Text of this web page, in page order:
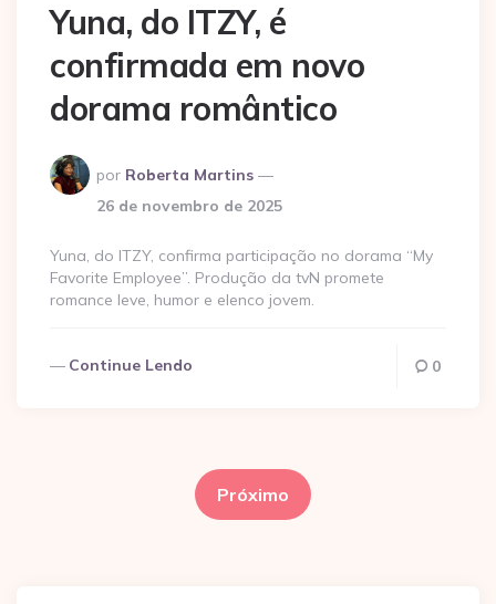
Yuna, do ITZY, é
confirmada em novo
dorama romântico
Postado
por
por Roberta Martins
26 de novembro de 2025
Yuna, do ITZY, confirma participação no dorama “My
Favorite Employee”. Produção da tvN promete
romance leve, humor e elenco jovem.
Continue Lendo 0
Próximo